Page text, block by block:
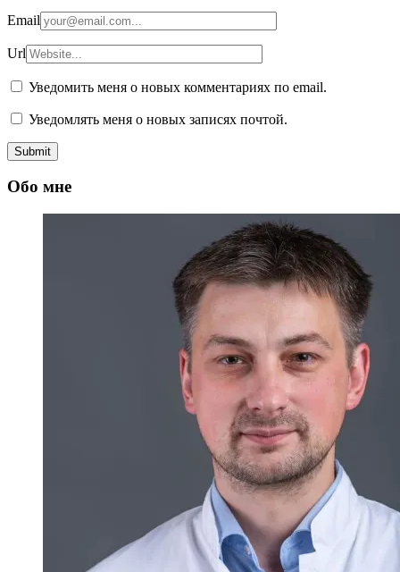
Email
Url
Уведомить меня о новых комментариях по email.
Уведомлять меня о новых записях почтой.
Обо мне